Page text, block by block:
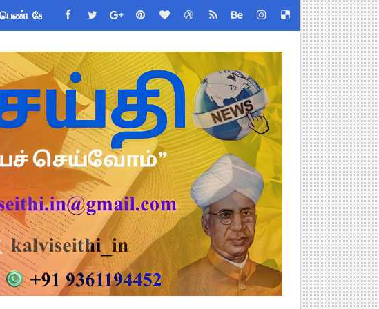
(Albendazole 400 mg) மாத்திரை வழங்க பள்ளிக்கல்வித்துறை
பணி சுற்றறிக்கை வெளியீடு!
& Word படிவங்கள் ஒரே லிங்க்கில்!
சீட் டவுன்லோட் செய்யும் முறை!
- Download Link
- முழு விவரங்கள்!
பணி செய்ய அனுமதி - ஆட்சியர் சுற்றறிக்கை!
தடை! ஆசிரியர்களுக்கு புதிய விதிகள்!